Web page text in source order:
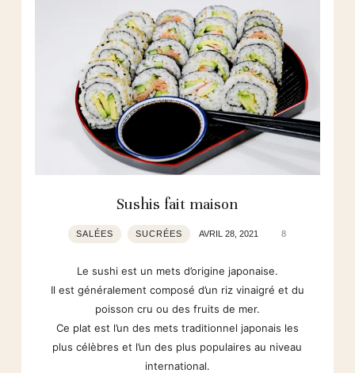
Sushis fait maison
SALÉES SUCRÉES AVRIL 28, 2021 8
Le sushi est un mets d’origine japonaise.
Il est généralement composé d’un riz vinaigré et du
poisson cru ou des fruits de mer.
Ce plat est l’un des mets traditionnel japonais les
plus célèbres et l’un des plus populaires au niveau
international.